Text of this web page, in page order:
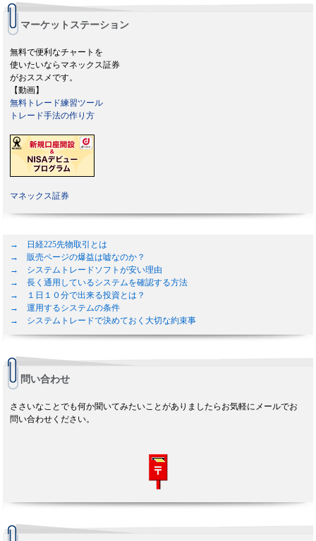
マーケットステーション
無料で便利なチャートを
使いたいならマネックス証券
がおススメです。
【動画】
無料トレード練習ツール
トレード手法の作り方
マネックス証券
→ 日経225先物取引とは
→ 販売ページの爆益は嘘なのか？
→ システムトレードソフトが安い理由
→ 長く通用しているシステムを確認する方法
→ １日１０分で出来る投資とは？
→ 運用するシステムの条件
→ システムトレードで決めておく大切な約束事
問い合わせ
ささいなことでも何か聞いてみたいことがありましたらお気軽にメールでお
問い合わせください。